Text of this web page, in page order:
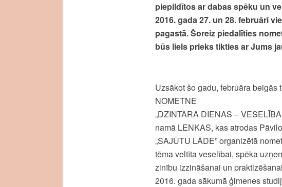
piepildītos ar dabas spēku un
2016. gada 27. un 28. februārī
pagastā. Šoreiz piedalīties
būs liels prieks tikties ar Jums
Uzsākot šo gadu, februāra
NOMETNE
„DZINTARA DIENAS –
namā LENKAS, kas atrodas
„SAJŪTU LĀDE” organizētā
tēma veltīta veselībai, spēka
zinību izzināšanai un
2016. gada sākumā ģimenes